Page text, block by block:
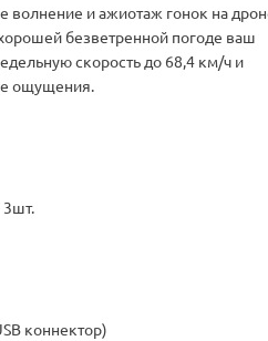
волнение и ажиотаж гонок на
безветренной погоде ваш
скорость до 68,4 км/ч и
ощущения.
3шт.
коннектор)